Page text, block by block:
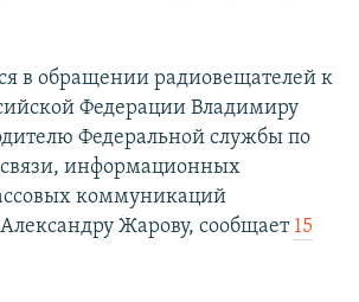
КРЫМА
RL
в обращении радиовещателей к
Федерации Владимиру
Федеральной службы по
связи, информационных
коммуникаций
Жарову, сообщает 15